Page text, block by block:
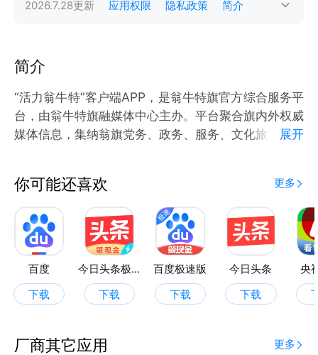
2026.7.28更新 应用权限 隐私政策 简介
简介
“活力翁牛特”客户端APP，是翁牛特旗官方综合服务平
台，由翁牛特旗融媒体中心主办。平台聚合旗内外权威
媒体信息，集纳翁旗党务、政务、服务、文化旅游等资
展开
你可能还喜欢 更多
百度
下载
今日头条极速版
下载
百度极速版
下载
今日头条
下载
央
厂商其它应用 更多